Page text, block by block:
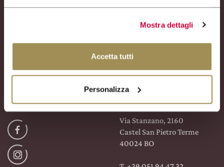
Mostra dettagli
Accetta tutti
Personalizza
AREA RISERVATA
Vini
Regalistica aziendale
News
Press Room
Contatti
Facebook
Via Stanzano, 2160
Castel San Pietro Terme
40024 BO